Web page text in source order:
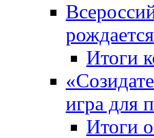
Итоги
игра для
Итоги